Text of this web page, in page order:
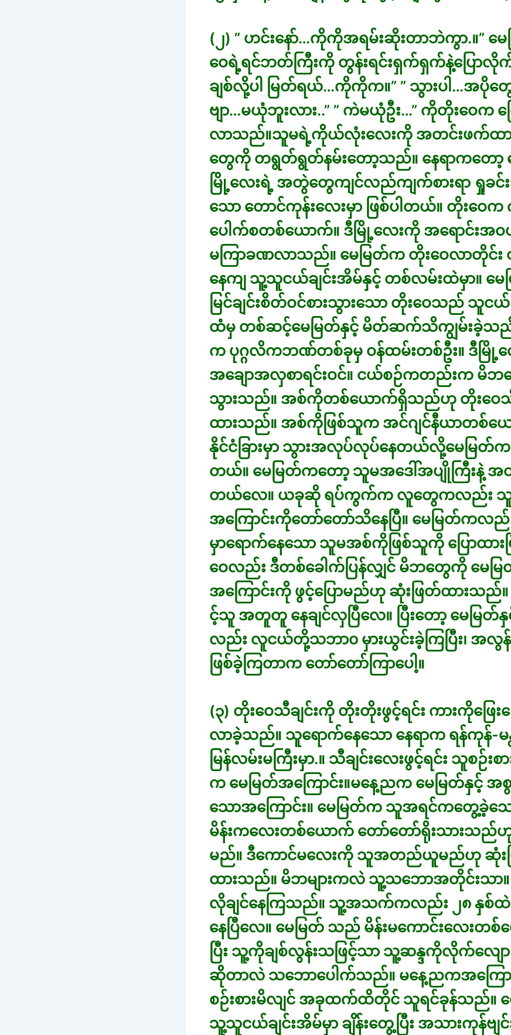
(၂) ” ဟင်းနော်…ကိုကိုအရမ်းဆိုးတာဘဲကွာ.။” မ
ဝေရဲ့ရင်ဘတ်ကြီးကို တွန်းရင်းရှက်ရှက်နဲ့ပြောလို
ချစ်လို့ပါ မြတ်ရယ်…ကိုကိုက။” ” သွားပါ…အပိုတွေ
ဗျာ…မယုံဘူးလား..” ” ကဲမယုံဦး…” ကိုတိုးဝေက ပ
လာသည်။သူမရဲ့ကိုယ်လုံးလေးကို အတင်းဖက်ထားပ
တွေကို တရွတ်ရွတ်နမ်းတော့သည်။ နေရာကတော့
မြို့လေးရဲ့ အတွဲတွေကျင်လည်ကျက်စားရာ ရှုခင်း
သော တောင်ကုန်းလေးမှာ ဖြစ်ပါတယ်။ တိုးဝ
ပေါက်စတစ်ယောက်။ ဒီမြို့လေးကို အရောင်းအဝ
မကြာခဏလာသည်။ မေမြတ်က တိုးဝေလာတိုင်း
နေကျ သူ့သူငယ်ချင်းအိမ်နှင့် တစ်လမ်းထဲမှာ။ မေ
မြင်ချင်းစိတ်ဝင်စားသွားသော တိုးဝေသည် သူငယ်
ထံမှ တစ်ဆင့်မေမြတ်နှင့် မိတ်ဆက်သိကျွမ်းခဲ့သည်
က ပုဂ္ဂလိကဘဏ်တစ်ခုမှ ဝန်ထမ်းတစ်ဦး။ ဒီမြို့လ
အချောအလှစာရင်းဝင်။ ငယ်စဉ်ကတည်းက မိဘတွ
သွားသည်။ အစ်ကိုတစ်ယောက်ရှိသည်ဟု တိုးဝေ
ထားသည်။ အစ်ကိုဖြစ်သူက အင်ဂျင်နီယာတစ်ယ
နိုင်ငံခြားမှာ သွားအလုပ်လုပ်နေတယ်လို့မေမြတ်က
တယ်။ မေမြတ်ကတော့ သူမအဒေါ်အပျိုကြီးနဲ့
တယ်လေ။ ယခုဆို ရပ်ကွက်က လူတွေကလည်း
အကြောင်းကိုတော်တော်သိနေပြီ။ မေမြတ်ကလည်း
မှာရောက်နေသော သူမအစ်ကိုဖြစ်သူကို ပြောထားပြီ
ဝေလည်း ဒီတစ်ခေါက်ပြန်လျှင် မိဘတွေကို မေမ
အကြောင်းကို ဖွင့်ပြောမည်ဟု ဆုံးဖြတ်ထားသည်။
င့်သူ အတူတူ နေချင်လှပြီလေ။ ပြီးတော့ မေမြ
လည်း လူငယ်တို့သဘာ၀ မှားယွင်းခဲ့ကြပြီး၊ အ
ဖြစ်ခဲ့ကြတာက တော်တော်ကြာပေါ့။
(၃) တိုးဝေသီချင်းကို တိုးတိုးဖွင့်ရင်း ကားကိုဖြေးဖြ
လာခဲ့သည်။ သူရောက်နေသော နေရာက ရန်ကုန်-မ
မြန်လမ်းမကြီးမှာ.။ သီချင်းလေးဖွင့်ရင်း သူစဉ်းစ
က မေမြတ်အကြောင်း။မနေ့ညက မေမြတ်နှင့် အ
သောအကြောင်း။ မေမြတ်က သူအရင်ကတွေ့ခဲ့သ
မိန်းကလေးတစ်ယောက် တော်တော်ရိုးသားသည်ဟု
မည်။ ဒီကောင်မလေးကို သူအတည်ယူမည်ဟု ဆုံး
ထားသည်။ မိဘများကလဲ သူ့သဘောအတိုင်းသာ။
လိုချင်နေကြသည်။ သူ့အသက်ကလည်း ၂၈ နှစ်ထဲ
နေပြီလေ။ မေမြတ် သည် မိန်းမကောင်းလေးတစ်
ပြီး သူ့ကိုချစ်လွန်းသဖြင့်သာ သူ့ဆန္ဒကိုလိုက်လျေ
ဆိုတာလဲ သဘောပေါက်သည်။ မနေ့ညကအကြေ
စဉ်းစားမိလျင် အခုထက်ထိတိုင် သူရင်ခုန်သည်။
သူ့သူငယ်ချင်းအိမ်မှာ ချိန်းတွေ့ပြီး အသားကုန်ဗ